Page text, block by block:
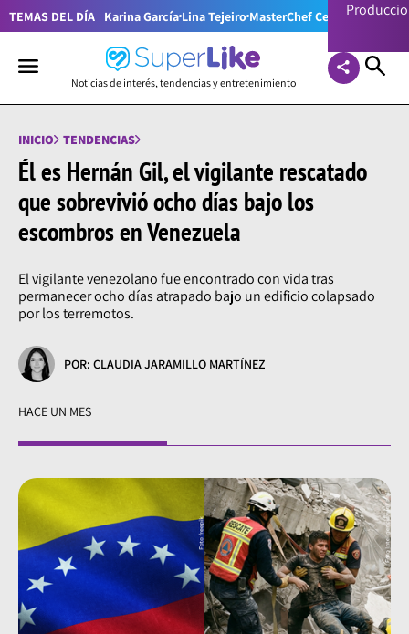
TEMAS DEL DÍA Karina García Lina Tejeiro MasterChef Celebrity
Noticias de interés, tendencias y entretenimiento
INICIO TENDENCIAS
Él es Hernán Gil, el vigilante rescatado
que sobrevivió ocho días bajo los
escombros en Venezuela
El vigilante venezolano fue encontrado con vida tras
permanecer ocho días atrapado bajo un edificio colapsado
por los terremotos.
POR: CLAUDIA JARAMILLO MARTÍNEZ
HACE UN MES